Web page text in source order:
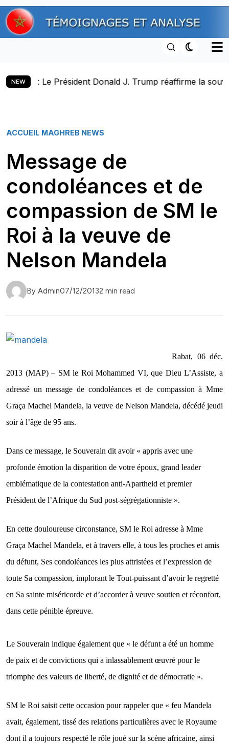
Skip
to
content
NEW Donald J. Trump réaffirme la souveraineté du
ACCUEIL MAGHREB NEWS
Message de
condoléances et de
compassion de SM le
Roi à la veuve de
Nelson Mandela
By Admin07/12/20132 min read
Rabat, 06 déc.
2013 (MAP) – SM le Roi Mohammed VI, que Dieu L’Assiste, a
adressé un message de condoléances et de compassion à Mme
Graça Machel Mandela, la veuve de Nelson Mandela, décédé jeudi
soir à l’âge de 95 ans.
Dans ce message, le Souverain dit avoir « appris avec une
profonde émotion la disparition de votre époux, grand leader
emblématique de la contestation anti-Apartheid et premier
Président de l’Afrique du Sud post-ségrégationniste ».
En cette douloureuse circonstance, SM le Roi adresse à Mme
Graça Machel Mandela, et à travers elle, à tous les proches et amis
du défunt, Ses condoléances les plus attristées et l’expression de
toute Sa compassion, implorant le Tout-puissant d’avoir le regretté
en Sa sainte miséricorde et d’accorder à veuve soutien et réconfort,
dans cette pénible épreuve.
Le Souverain indique également que « le défunt a été un homme
de paix et de convictions qui a inlassablement œuvré pour le
triomphe des valeurs de liberté, de dignité et de démocratie ».
SM le Roi saisit cette occasion pour rappeler que « feu Mandela
avait, également, tissé des relations particulières avec le Royaume
dont il a toujours respecté le rôle joué sur la scène africaine, ainsi